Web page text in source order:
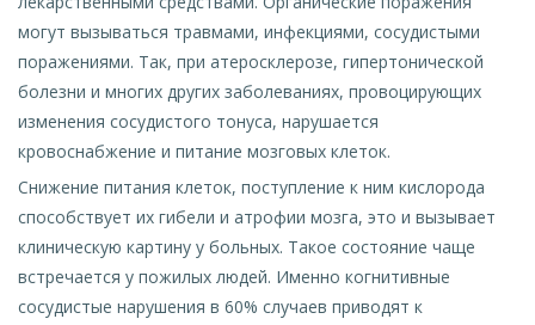
могут вызываться травмами, инфекциями, сосудистыми
поражениями. Так, при атеросклерозе, гипертонической
болезни и многих других заболеваниях, провоцирующих
изменения сосудистого тонуса, нарушается
кровоснабжение и питание мозговых клеток.
Снижение питания клеток, поступление к ним кислорода
способствует их гибели и атрофии мозга, это и вызывает
клиническую картину у больных. Такое состояние чаще
встречается у пожилых людей. Именно когнитивные
сосудистые нарушения в 60% случаев приводят к